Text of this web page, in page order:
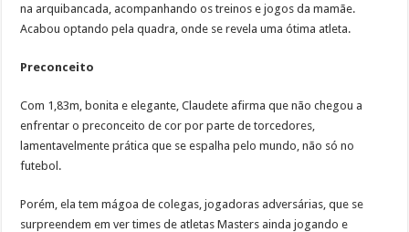
na arquibancada, acompanhando os treinos e jogos da mamãe.
Acabou optando pela quadra, onde se revela uma ótima atleta.
Preconceito
Com 1,83m, bonita e elegante, Claudete afirma que não chegou a
enfrentar o preconceito de cor por parte de torcedores,
lamentavelmente prática que se espalha pelo mundo, não só no
futebol.
Porém, ela tem mágoa de colegas, jogadoras adversárias, que se
surpreendem em ver times de atletas Masters ainda jogando e